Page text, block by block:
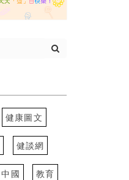
健康圖文
健談網
中國 教育